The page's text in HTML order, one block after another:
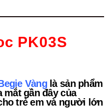
PK03S
Vàng là sản phẩm
mắt gần đây của
trẻ em và người lớn